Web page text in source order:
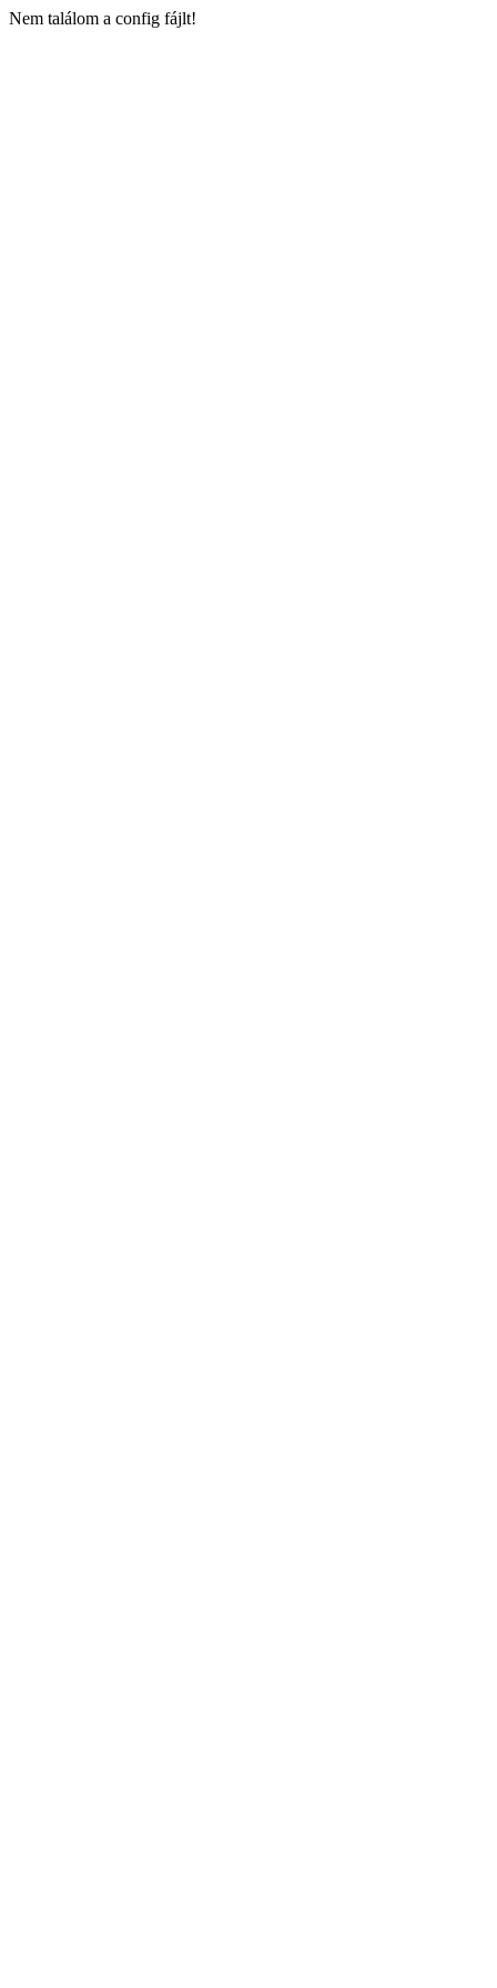
Nem találom a config fájlt!